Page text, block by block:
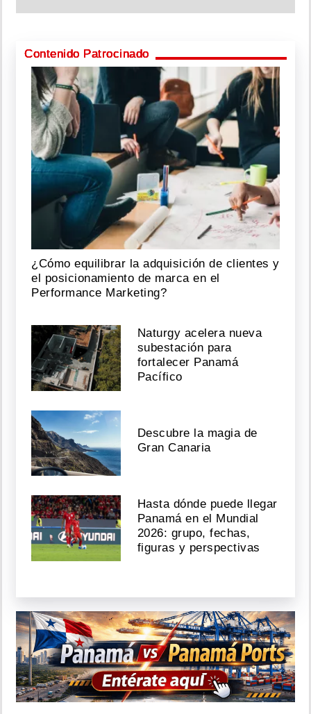
Contenido Patrocinado
¿Cómo equilibrar la adquisición de clientes y
el posicionamiento de marca en el
Performance Marketing?
Naturgy acelera nueva
subestación para
fortalecer Panamá
Pacífico
Descubre la magia de
Gran Canaria
Hasta dónde puede llegar
Panamá en el Mundial
2026: grupo, fechas,
figuras y perspectivas